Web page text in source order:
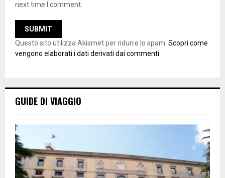
next time I comment.
Questo sito utilizza Akismet per ridurre lo spam. Scopri come
vengono elaborati i dati derivati dai commenti.
GUIDE DI VIAGGIO